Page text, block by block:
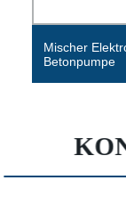
Mischer
Betonpumpe